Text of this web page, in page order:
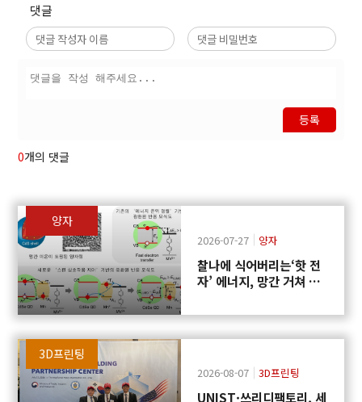
댓글
등록
0개의 댓글
양자
2026-07-27 양자
찰나에 식어버리는‘핫 전
자’ 에너지, 망간 거쳐 화
3D프린팅
2026-08-07 3D프린팅
UNIST·쓰리디팩토리, 세